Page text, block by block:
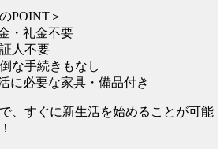
POINT＞
・礼金不要
人不要
な手続きもなし
に必要な家具・備品付き
、すぐに新生活を始めることが可能